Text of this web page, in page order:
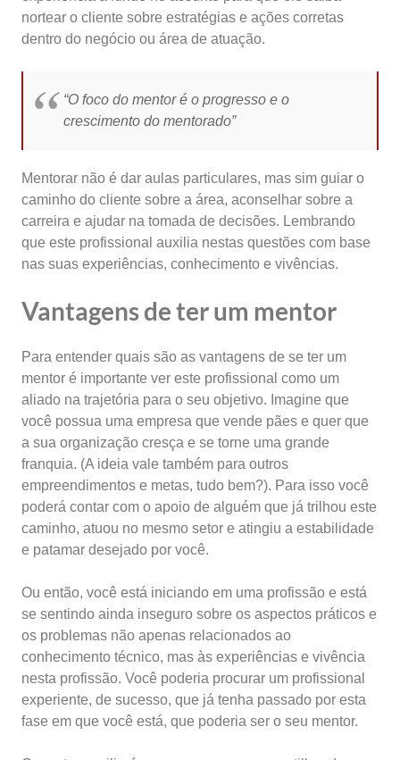
nortear o cliente sobre estratégias e ações corretas
dentro do negócio ou área de atuação.
“O foco do mentor é o progresso e o
crescimento do mentorado”
Mentorar não é dar aulas particulares, mas sim guiar o
caminho do cliente sobre a área, aconselhar sobre a
carreira e ajudar na tomada de decisões. Lembrando
que este profissional auxilia nestas questões com base
nas suas experiências, conhecimento e vivências.
Vantagens de ter um mentor
Para entender quais são as vantagens de se ter um
mentor é importante ver este profissional como um
aliado na trajetória para o seu objetivo. Imagine que
você possua uma empresa que vende pães e quer que
a sua organização cresça e se torne uma grande
franquia. (A ideia vale também para outros
empreendimentos e metas, tudo bem?). Para isso você
poderá contar com o apoio de alguém que já trilhou este
caminho, atuou no mesmo setor e atingiu a estabilidade
e patamar desejado por você.
Ou então, você está iniciando em uma profissão e está
se sentindo ainda inseguro sobre os aspectos práticos e
os problemas não apenas relacionados ao
conhecimento técnico, mas às experiências e vivência
nesta profissão. Você poderia procurar um profissional
experiente, de sucesso, que já tenha passado por esta
fase em que você está, que poderia ser o seu mentor.